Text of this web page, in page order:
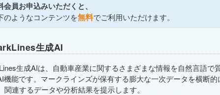
会員お申込みいただくと、
のようなコンテンツを無料でご利用いただけます。
生成AI
生成AIは、自動車産業に関するさまざまな情報を自然言語で
機能です。マークラインズが保有する膨大な一次データを横断的
関連するデータや分析結果を提示します。